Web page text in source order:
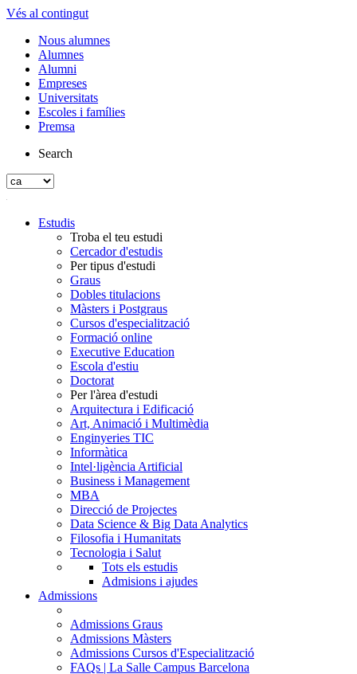
Vés al contingut
Nous alumnes
Alumnes
Alumni
Empreses
Universitats
Escoles i famílies
Premsa
Search
Estudis
Troba el teu estudi
Cercador d'estudis
Per tipus d'estudi
Graus
Dobles titulacions
Màsters i Postgraus
Cursos d'especialització
Formació online
Executive Education
Escola d'estiu
Doctorat
Per l'àrea d'estudi
Arquitectura i Edificació
Art, Animació i Multimèdia
Enginyeries TIC
Informàtica
Intel·ligència Artificial
Business i Management
MBA
Direcció de Projectes
Data Science & Big Data Analytics
Filosofia i Humanitats
Tecnologia i Salut
Tots els estudis
Admisions i ajudes
Admissions
Admissions Graus
Admissions Màsters
Admissions Cursos d'Especialització
FAQs | La Salle Campus Barcelona